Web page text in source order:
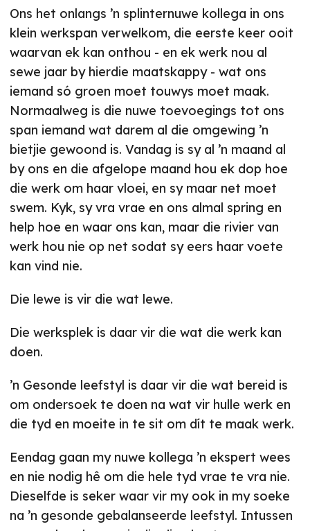
Ons het onlangs ’n splinternuwe kollega in ons
klein werkspan verwelkom, die eerste keer ooit
waarvan ek kan onthou - en ek werk nou al
sewe jaar by hierdie maatskappy - wat ons
iemand só groen moet touwys moet maak.
Normaalweg is die nuwe toevoegings tot ons
span iemand wat darem al die omgewing ’n
bietjie gewoond is. Vandag is sy al ’n maand al
by ons en die afgelope maand hou ek dop hoe
die werk om haar vloei, en sy maar net moet
swem. Kyk, sy vra vrae en ons almal spring en
help hoe en waar ons kan, maar die rivier van
werk hou nie op net sodat sy eers haar voete
kan vind nie.
Die lewe is vir die wat lewe.
Die werksplek is daar vir die wat die werk kan
doen.
’n Gesonde leefstyl is daar vir die wat bereid is
om ondersoek te doen na wat vir hulle werk en
die tyd en moeite in te sit om dít te maak werk.
Eendag gaan my nuwe kollega ’n ekspert wees
en nie nodig hê om die hele tyd vrae te vra nie.
Dieselfde is seker waar vir my ook in my soeke
na ’n gesonde gebalanseerde leefstyl. Intussen